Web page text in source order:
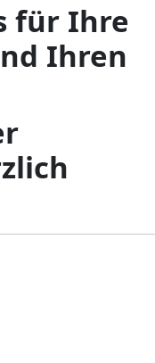
für Ihre
Ihren